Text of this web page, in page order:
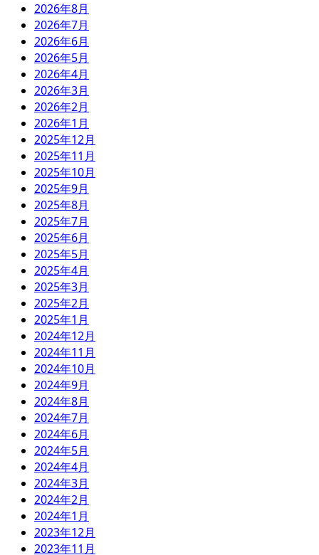
2026年8月
2026年7月
2026年6月
2026年5月
2026年4月
2026年3月
2026年2月
2026年1月
2025年12月
2025年11月
2025年10月
2025年9月
2025年8月
2025年7月
2025年6月
2025年5月
2025年4月
2025年3月
2025年2月
2025年1月
2024年12月
2024年11月
2024年10月
2024年9月
2024年8月
2024年7月
2024年6月
2024年5月
2024年4月
2024年3月
2024年2月
2024年1月
2023年12月
2023年11月